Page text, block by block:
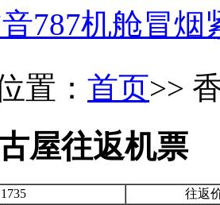
787机舱冒烟
置： 首页>>
屋往返机票
往返